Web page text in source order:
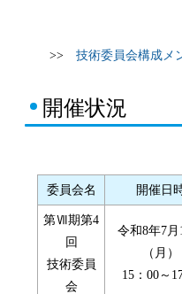
>> 技術委員会構成メ
開催状況
委員会名 開催日
第Ⅶ期第4
回
技術委員
会
令和8年7月
（月）
15：00～